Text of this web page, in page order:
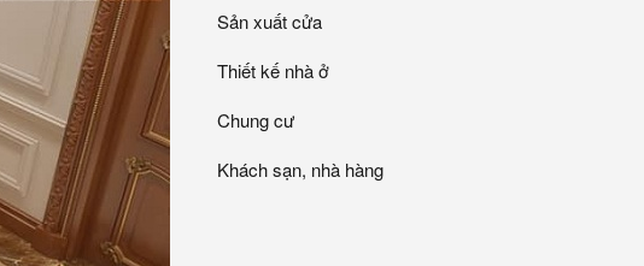
Sản xuất cửa
Thiết kế nhà ở
Chung cư
Khách sạn, nhà hàng